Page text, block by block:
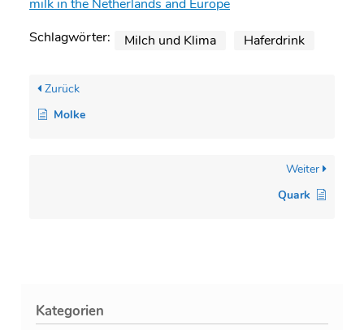
Kategorien
milk in the Netherlands and Europe
Schlagwörter:
Milch und Klima Haferdrink
Zurück
Molke
Weiter
Quark